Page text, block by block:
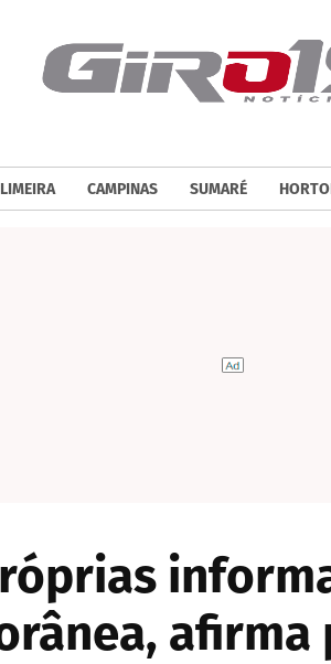
LIMEIRA CAMPINAS SUMARÉ
afirma